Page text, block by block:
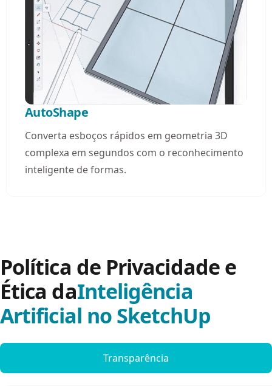
AutoShape
Converta esboços rápidos em geometria 3D
complexa em segundos com o reconhecimento
inteligente de formas.
Política de Privacidade e
Ética daInteligência
Artificial no SketchUp
Transparência